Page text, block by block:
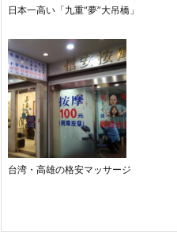
日本一高い「九重“夢”大吊橋」
台湾・高雄の格安マッサージ